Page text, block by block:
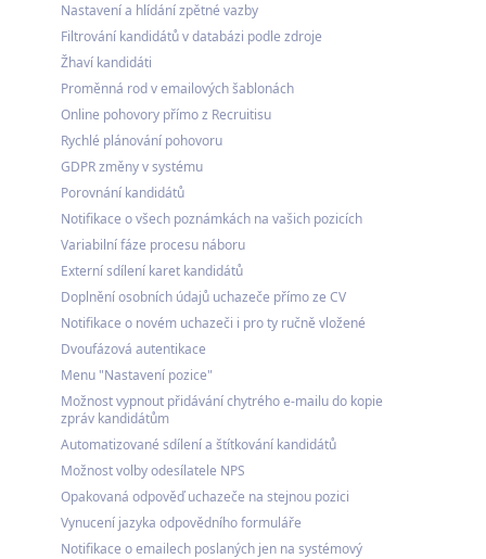
Nastavení a hlídání zpětné vazby
Filtrování kandidátů v databázi podle zdroje
Žhaví kandidáti
Proměnná rod v emailových šablonách
Online pohovory přímo z Recruitisu
Rychlé plánování pohovoru
GDPR změny v systému
Porovnání kandidátů
Notifikace o všech poznámkách na vašich pozicích
Variabilní fáze procesu náboru
Externí sdílení karet kandidátů
Doplnění osobních údajů uchazeče přímo ze CV
Notifikace o novém uchazeči i pro ty ručně vložené
Dvoufázová autentikace
Menu "Nastavení pozice"
Možnost vypnout přidávání chytrého e-mailu do kopie
zpráv kandidátům
Automatizované sdílení a štítkování kandidátů
Možnost volby odesílatele NPS
Opakovaná odpověď uchazeče na stejnou pozici
Vynucení jazyka odpovědního formuláře
Notifikace o emailech poslaných jen na systémový